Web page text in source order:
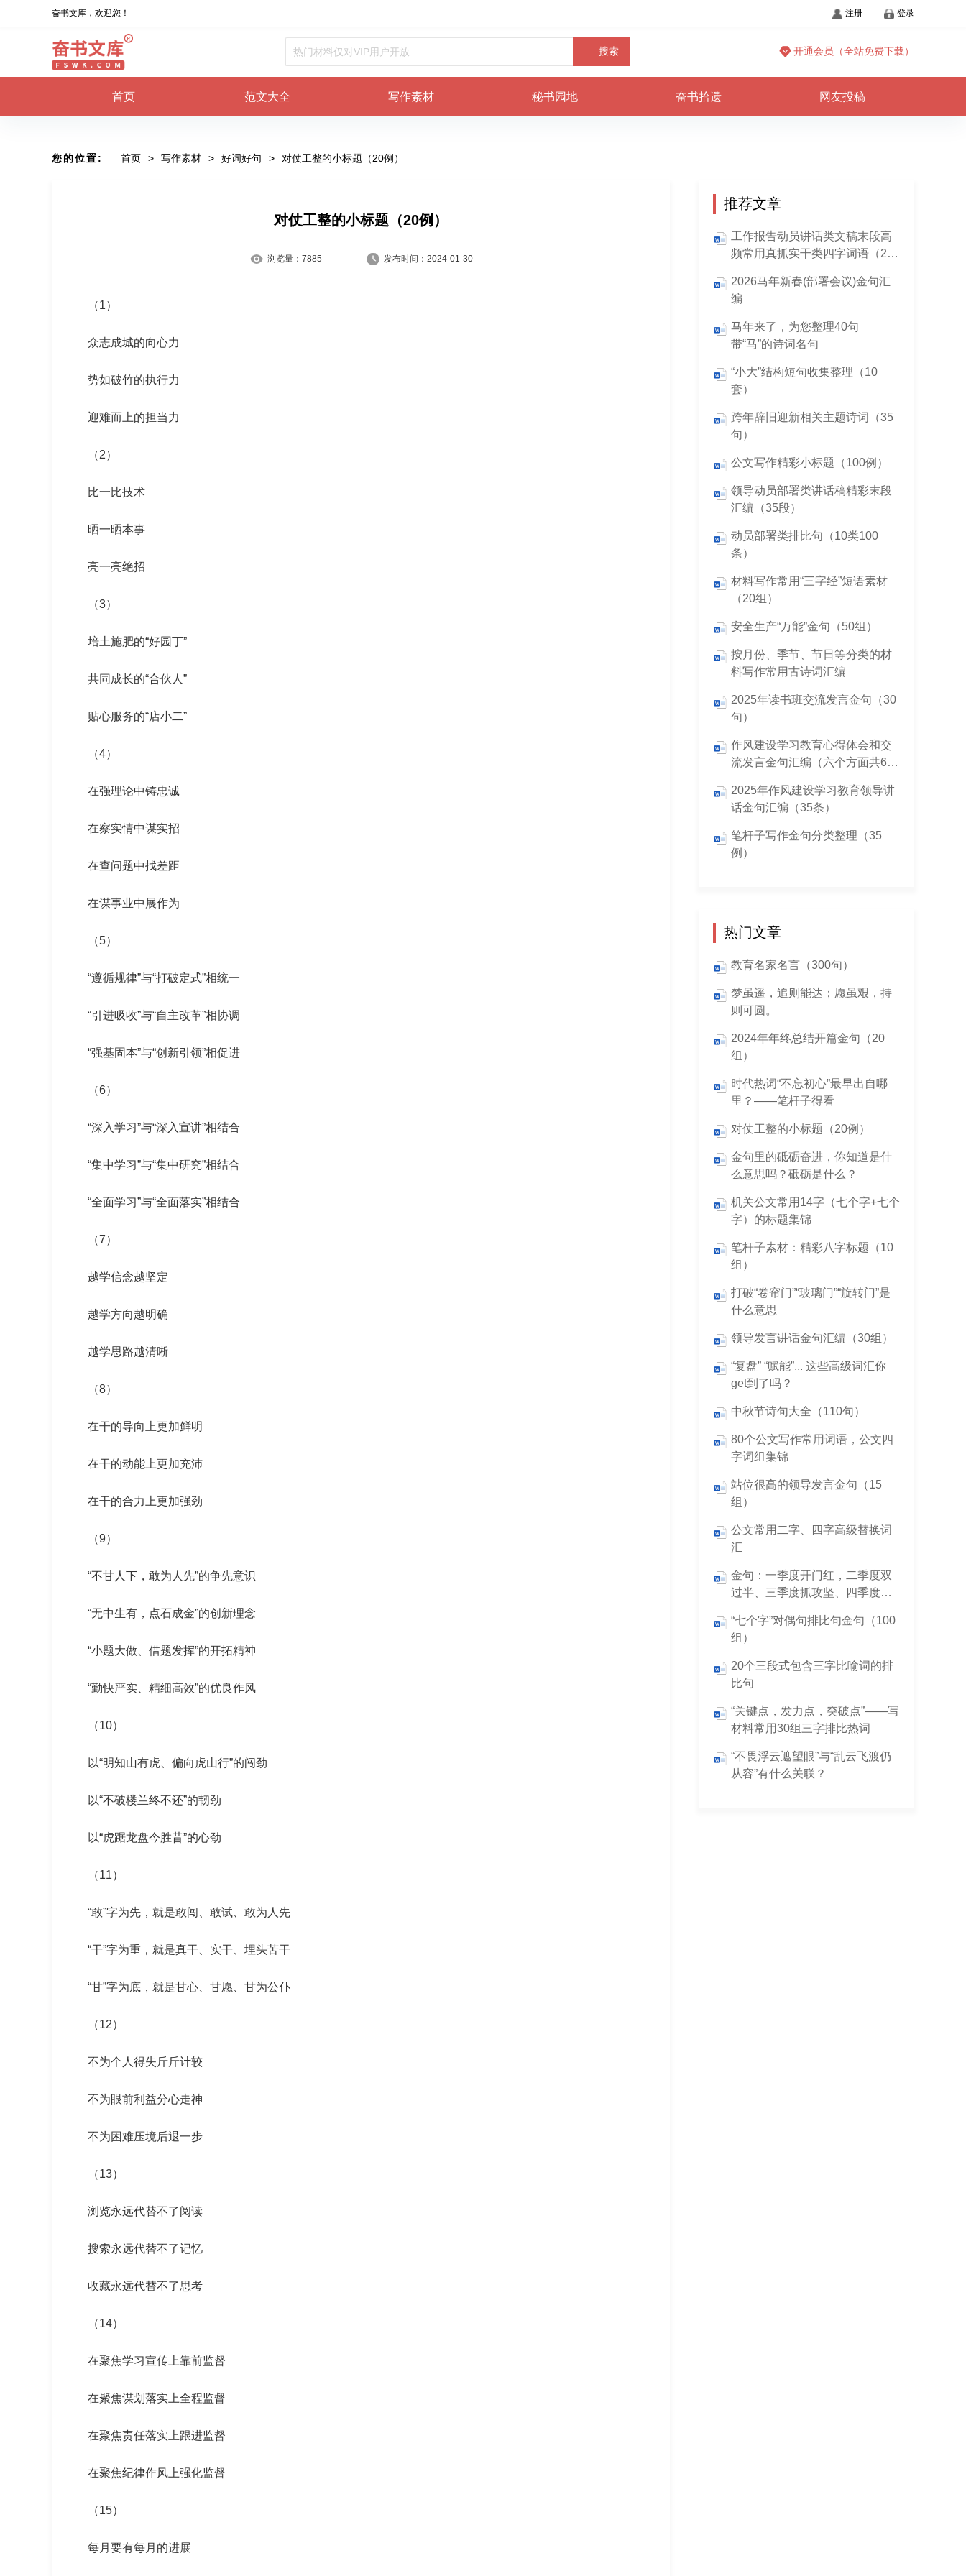
奋书文库，欢迎您！ 注册 登录
搜索 开通会员（全站免费下载）
首页 范文大全 写作素材 秘书园地 奋书拾遗 网友投稿
您的位置: 首页 > 写作素材 > 好词好句 > 对仗工整的小标题（20例）
对仗工整的小标题（20例）
浏览量： 7885 发布时间： 2024-01-30
（1）
众志成城的向心力
势如破竹的执行力
迎难而上的担当力
（2）
比一比技术
晒一晒本事
亮一亮绝招
（3）
培土施肥的“好园丁”
共同成长的“合伙人”
贴心服务的“店小二”
（4）
在强理论中铸忠诚
在察实情中谋实招
在查问题中找差距
在谋事业中展作为
（5）
“遵循规律”与“打破定式”相统一
“引进吸收”与“自主改革”相协调
“强基固本”与“创新引领”相促进
（6）
“深入学习”与“深入宣讲”相结合
“集中学习”与“集中研究”相结合
“全面学习”与“全面落实”相结合
（7）
越学信念越坚定
越学方向越明确
越学思路越清晰
（8）
在干的导向上更加鲜明
在干的动能上更加充沛
在干的合力上更加强劲
（9）
“不甘人下，敢为人先”的争先意识
“无中生有，点石成金”的创新理念
“小题大做、借题发挥”的开拓精神
“勤快严实、精细高效”的优良作风
（10）
以“明知山有虎、偏向虎山行”的闯劲
以“不破楼兰终不还”的韧劲
以“虎踞龙盘今胜昔”的心劲
（11）
“敢”字为先，就是敢闯、敢试、敢为人先
“干”字为重，就是真干、实干、埋头苦干
“甘”字为底，就是甘心、甘愿、甘为公仆
（12）
不为个人得失斤斤计较
不为眼前利益分心走神
不为困难压境后退一步
（13）
浏览永远代替不了阅读
搜索永远代替不了记忆
收藏永远代替不了思考
（14）
在聚焦学习宣传上靠前监督
在聚焦谋划落实上全程监督
在聚焦责任落实上跟进监督
在聚焦纪律作风上强化监督
（15）
每月要有每月的进展
推荐文章
工作报告动员讲话类文稿末段高
频常用真抓实干类四字词语（28
2026马年新春(部署会议)金句汇
编
马年来了，为您整理40句
带“马”的诗词名句
“小大”结构短句收集整理（10
套）
跨年辞旧迎新相关主题诗词（35
句）
公文写作精彩小标题（100例）
领导动员部署类讲话稿精彩末段
汇编（35段）
动员部署类排比句（10类100
条）
材料写作常用“三字经”短语素材
（20组）
安全生产“万能”金句（50组）
按月份、季节、节日等分类的材
料写作常用古诗词汇编
2025年读书班交流发言金句（30
句）
作风建设学习教育心得体会和交
流发言金句汇编（六个方面共60
2025年作风建设学习教育领导讲
话金句汇编（35条）
笔杆子写作金句分类整理（35
例）
热门文章
教育名家名言（300句）
梦虽遥，追则能达；愿虽艰，持
则可圆。
2024年年终总结开篇金句（20
组）
时代热词“不忘初心”最早出自哪
里？——笔杆子得看
对仗工整的小标题（20例）
金句里的砥砺奋进，你知道是什
么意思吗？砥砺是什么？
机关公文常用14字（七个字+七个
字）的标题集锦
笔杆子素材：精彩八字标题（10
组）
打破“卷帘门”“玻璃门”“旋转门”是
什么意思
领导发言讲话金句汇编（30组）
“复盘” “赋能”... 这些高级词汇你
get到了吗？
中秋节诗句大全（110句）
80个公文写作常用词语，公文四
字词组集锦
站位很高的领导发言金句（15
组）
公文常用二字、四字高级替换词
汇
金句：一季度开门红，二季度双
过半、三季度抓攻坚、四季度保
“七个字”对偶句排比句金句（100
组）
20个三段式包含三字比喻词的排
比句
“关键点，发力点，突破点”——写
材料常用30组三字排比热词
“不畏浮云遮望眼”与“乱云飞渡仍
从容”有什么关联？